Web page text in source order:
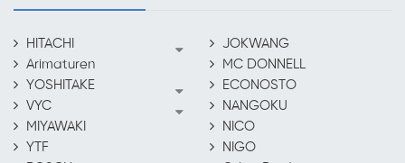
HITACHI
Arimaturen
YOSHITAKE
VYC
MIYAWAKI
YTF
JOKWANG
MC DONNELL
ECONOSTO
NANGOKU
NICO
NIGO